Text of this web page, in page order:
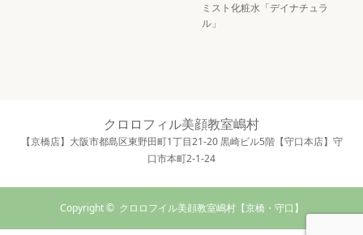
ミスト化粧水「デイナチュラ
ル」
クロロフィル美顔教室嶋村
【京橋店】大阪市都島区東野田町1丁目21-20 黒崎ビル5階【守口本店】守
口市本町2-1-24
Copyright © クロロフイル美顔教室嶋村【京橋・守口】